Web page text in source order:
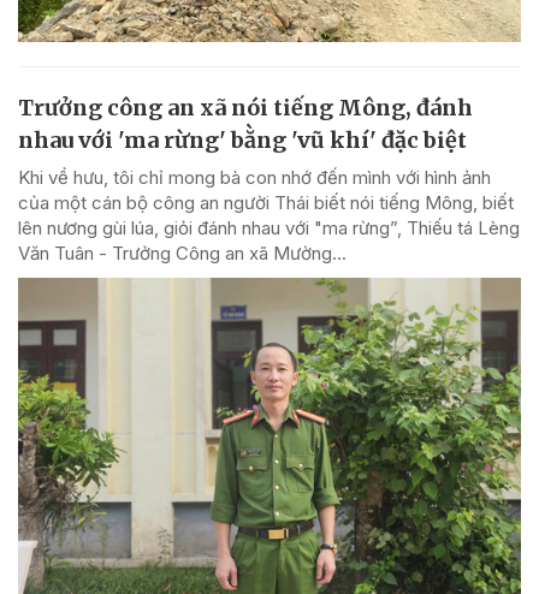
Trưởng công an xã nói tiếng Mông, đánh
nhau với 'ma rừng' bằng 'vũ khí' đặc biệt
Khi về hưu, tôi chỉ mong bà con nhớ đến mình với hình ảnh
của một cán bộ công an người Thái biết nói tiếng Mông, biết
lên nương gùi lúa, giỏi đánh nhau với "ma rừng”, Thiếu tá Lèng
Văn Tuân - Trưởng Công an xã Mường...